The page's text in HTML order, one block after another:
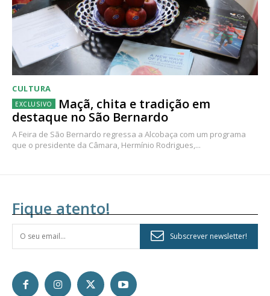
CULTURA
Maçã, chita e tradição em
destaque no São Bernardo
A Feira de São Bernardo regressa a Alcobaça com um programa
que o presidente da Câmara, Hermínio Rodrigues,...
Fique atento!
Subscrever newsletter!